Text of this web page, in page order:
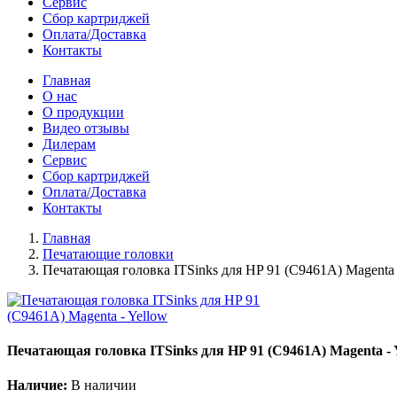
Сбор картриджей
Оплата/Доставка
Контакты
Главная
О нас
О продукции
Видео отзывы
Дилерам
Сервис
Сбор картриджей
Оплата/Доставка
Контакты
Главная
Печатающие головки
Печатающая головка ITSinks для HP 91 (C9461A)
Печатающая головка ITSinks для HP 91 (C9461A) Magenta -
Наличие: В наличии